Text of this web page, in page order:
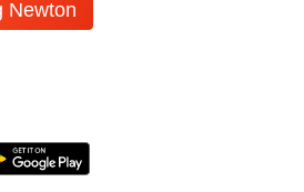
Newton